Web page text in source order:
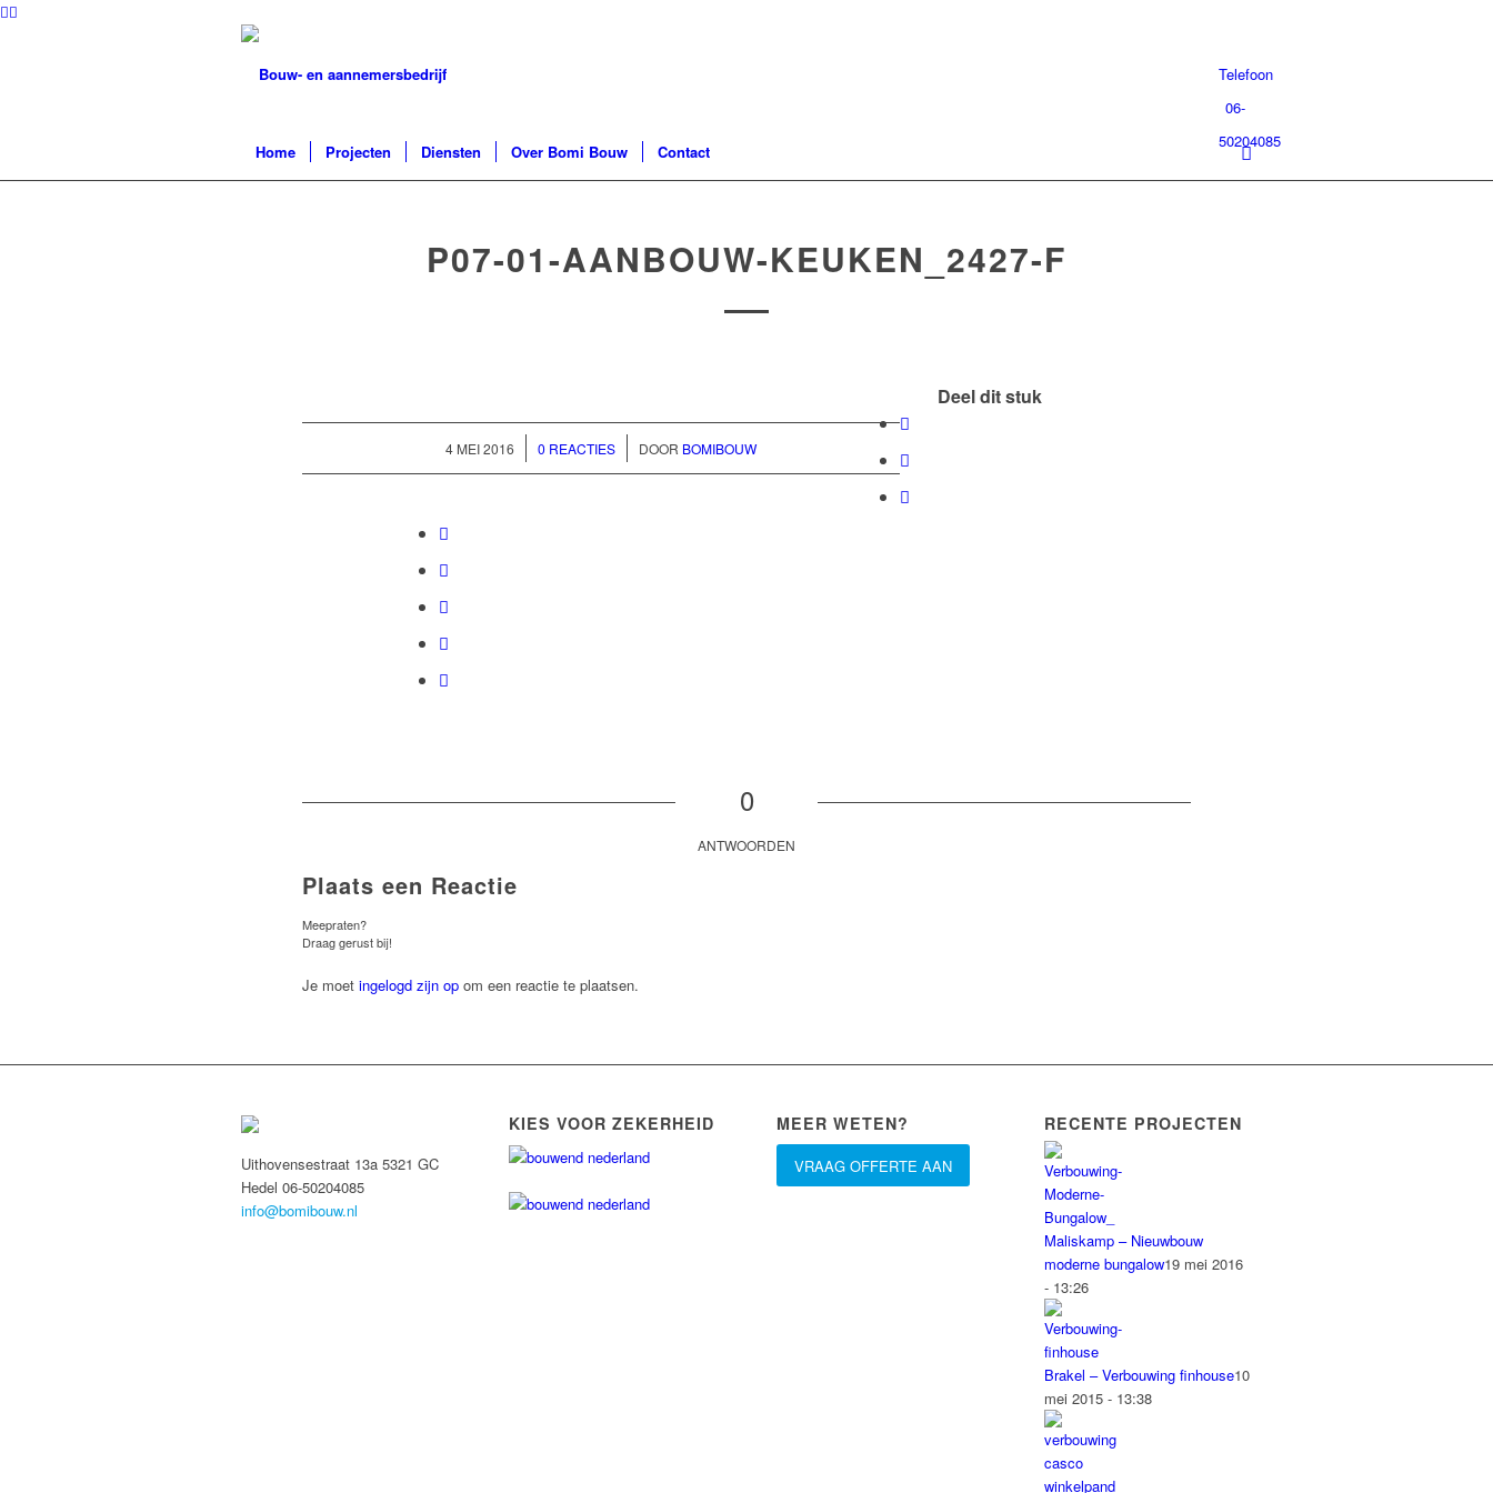
Telefoon
06-
50204085
Home Projecten Diensten Over Bomi Bouw Contact
P07-01-AANBOUW-KEUKEN_2427-F
4 MEI 2016
/ 0 REACTIES
/ DOOR BOMIBOUW
Deel dit stuk
0
ANTWOORDEN
Plaats een Reactie
Meepraten?
Draag gerust bij!
Je moet ingelogd zijn op om een reactie te plaatsen.
Uithovensestraat 13a 5321 GC
Hedel 06-50204085
info@bomibouw.nl
KIES VOOR ZEKERHEID MEER WETEN?
VRAAG OFFERTE AAN
RECENTE PROJECTEN
Maliskamp – Nieuwbouw
moderne bungalow19 mei 2016
- 13:26
Brakel – Verbouwing finhouse10
mei 2015 - 13:38